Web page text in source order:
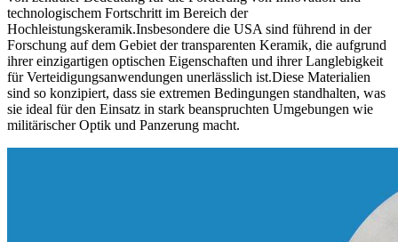
technologischem Fortschritt im Bereich der
Hochleistungskeramik.Insbesondere die USA sind führend in der
Forschung auf dem Gebiet der transparenten Keramik, die aufgrund
ihrer einzigartigen optischen Eigenschaften und ihrer Langlebigkeit
für Verteidigungsanwendungen unerlässlich ist.Diese Materialien
sind so konzipiert, dass sie extremen Bedingungen standhalten, was
sie ideal für den Einsatz in stark beanspruchten Umgebungen wie
militärischer Optik und Panzerung macht.